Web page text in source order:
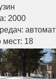
2000
автомат
мест: 18